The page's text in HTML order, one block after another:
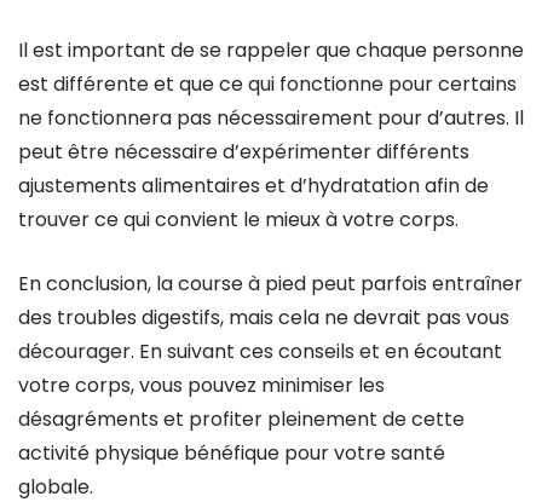
Il est important de se rappeler que chaque personne
est différente et que ce qui fonctionne pour certains
ne fonctionnera pas nécessairement pour d’autres. Il
peut être nécessaire d’expérimenter différents
ajustements alimentaires et d’hydratation afin de
trouver ce qui convient le mieux à votre corps.
En conclusion, la course à pied peut parfois entraîner
des troubles digestifs, mais cela ne devrait pas vous
décourager. En suivant ces conseils et en écoutant
votre corps, vous pouvez minimiser les
désagréments et profiter pleinement de cette
activité physique bénéfique pour votre santé
globale.